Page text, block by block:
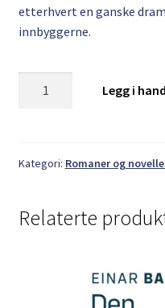
etterhvert en ganske
innbyggerne.
gamle
Legg i
Kategori: Romaner og
Relaterte